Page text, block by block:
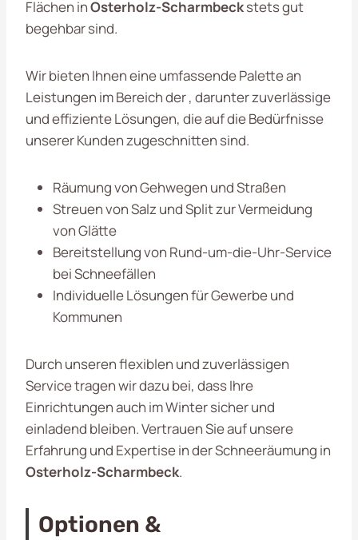
Flächen inOsterholz-Scharmbeckstets gut
begehbar sind.
Wir bieten Ihnen eine umfassende Palette an
Leistungen im Bereich der , darunter zuverlässige
und effiziente Lösungen, die auf die Bedürfnisse
unserer Kunden zugeschnitten sind.
Räumung von Gehwegen und Straßen
Streuen von Salz und Split zur Vermeidung
von Glätte
Bereitstellung von Rund-um-die-Uhr-Service
bei Schneefällen
Individuelle Lösungen für Gewerbe und
Kommunen
Durch unseren flexiblen und zuverlässigen
Service tragen wir dazu bei, dass Ihre
Einrichtungen auch im Winter sicher und
einladend bleiben. Vertrauen Sie auf unsere
Erfahrung und Expertise in der Schneeräumung in
Osterholz-Scharmbeck.
Optionen &